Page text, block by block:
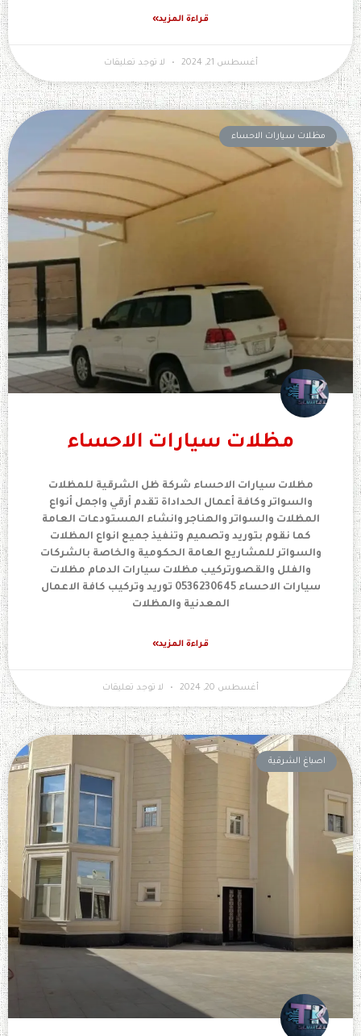
قراءة المزيد»
أغسطس 21, 2024 لا توجد تعليقات
مظلات سيارات الاحساء
مظلات سيارات الاحساء
مظلات سيارات الاحساء شركة ظل الشرقية للمظلات
والسواتر وكافة أعمال الحداداة تقدم أرقي واجمل أنواع
المظلات والسواتر والهناجر وانشاء المستودعات العامة
كما نقوم بتوريد وتصميم وتنفيذ جميع انواع المظلات
والسواتر للمشاريع العامة الحكومية والخاصة بالشركات
والفلل والقصورتركيب مظلات سيارات الدمام مظلات
سيارات الاحساء 0536230645 توريد وتركيب كافة الاعمال
المعدنية والمظلات
قراءة المزيد»
أغسطس 20, 2024 لا توجد تعليقات
اصباغ الشرقية